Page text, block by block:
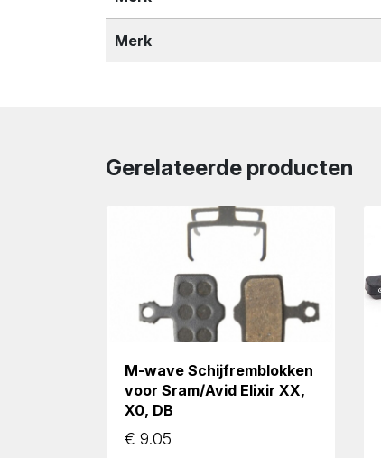
Merk
Gerelateerde producten
M-wave Schijfremblokken
voor Sram/Avid Elixir XX,
X0, DB
€ 9.05